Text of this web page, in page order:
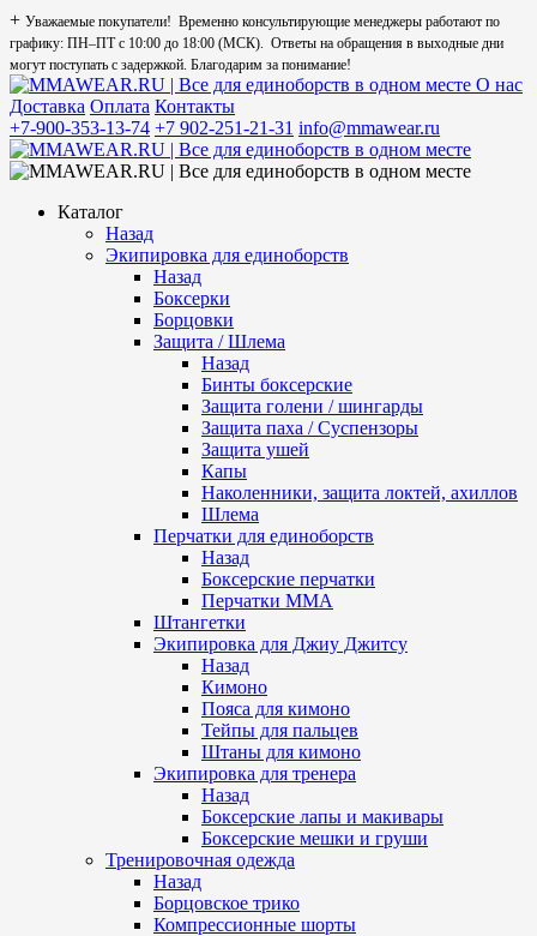
+ Уважаемые покупатели! Временно консультирующие менеджеры работают по
графику: ПН–ПТ с 10:00 до 18:00 (МСК). Ответы на обращения в выходные дни
могут поступать с задержкой. Благодарим за понимание!
О нас
Доставка Оплата Контакты
+7-900-353-13-74 +7 902-251-21-31 info@mmawear.ru
Каталог
Назад
Экипировка для единоборств
Назад
Боксерки
Борцовки
Защита / Шлема
Назад
Бинты боксерские
Защита голени / шингарды
Защита паха / Суспензоры
Защита ушей
Капы
Наколенники, защита локтей, ахиллов
Шлема
Перчатки для единоборств
Назад
Боксерские перчатки
Перчатки ММА
Штангетки
Экипировка для Джиу Джитсу
Назад
Кимоно
Пояса для кимоно
Тейпы для пальцев
Штаны для кимоно
Экипировка для тренера
Назад
Боксерские лапы и макивары
Боксерские мешки и груши
Тренировочная одежда
Назад
Борцовское трико
Компрессионные шорты